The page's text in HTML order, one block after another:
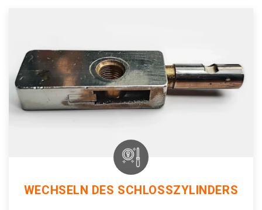
WECHSELN DES SCHLOSSZYLINDERS